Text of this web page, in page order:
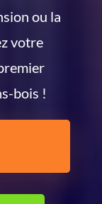
ou la
votre
bois !